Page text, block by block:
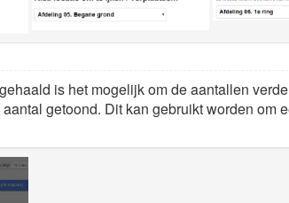
is het mogelijk om de aantallen
getoond. Dit kan gebruikt worden om